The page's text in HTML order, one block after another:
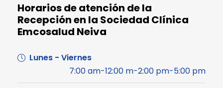
Horarios de atención de la
Recepción en la Sociedad Clínica
Emcosalud Neiva
Lunes - Viernes
7:00 am-12:00 m-2:00 pm-5:00 pm